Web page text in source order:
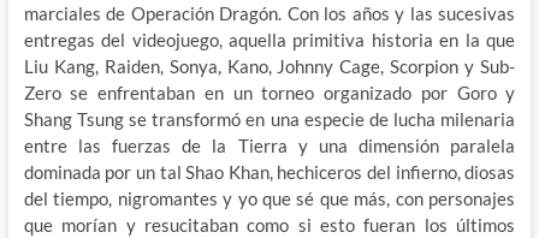
marciales de Operación Dragón. Con los años y las sucesivas
entregas del videojuego, aquella primitiva historia en la que
Liu Kang, Raiden, Sonya, Kano, Johnny Cage, Scorpion y Sub-
Zero se enfrentaban en un torneo organizado por Goro y
Shang Tsung se transformó en una especie de lucha milenaria
entre las fuerzas de la Tierra y una dimensión paralela
dominada por un tal Shao Khan, hechiceros del infierno, diosas
del tiempo, nigromantes y yo que sé que más, con personajes
que morían y resucitaban como si esto fueran los últimos